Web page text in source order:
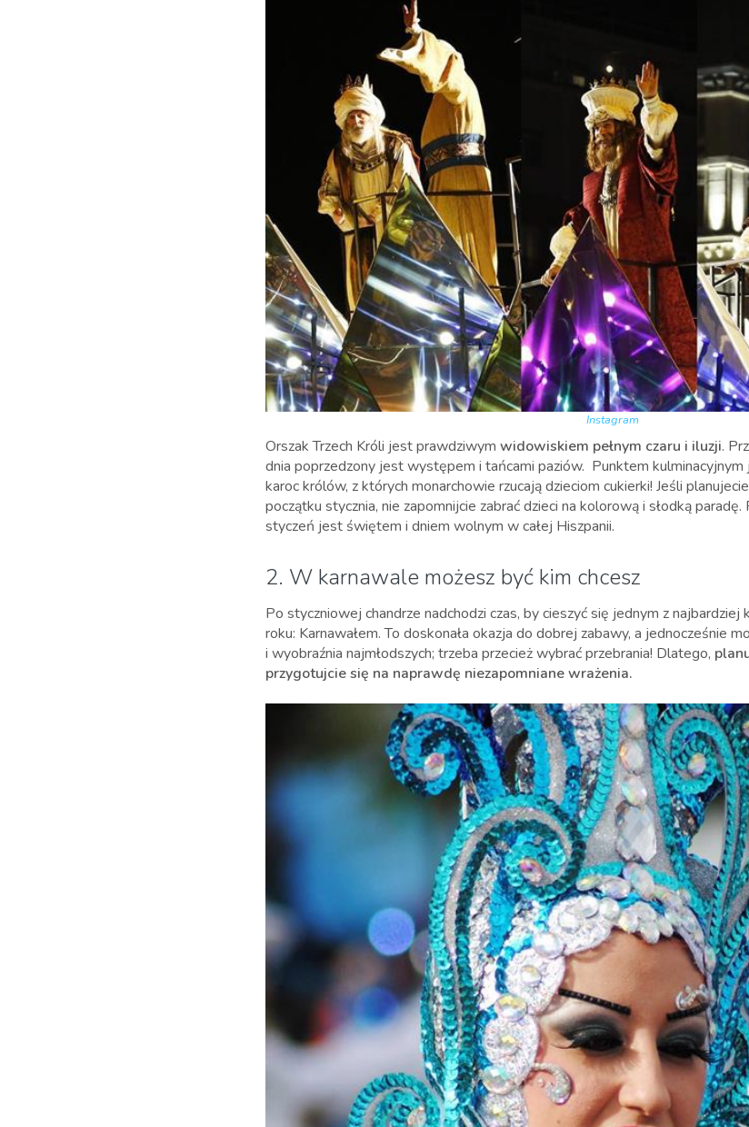
Instagram
Orszak Trzech Króli jest prawdziwym widowiskiem pełnym czaru i iluzji.
dnia poprzedzony jest występem i tańcami paziów. Punktem
karoc królów, z których monarchowie rzucają dzieciom cukierki! Jeśli
początku stycznia, nie zapomnijcie zabrać dzieci na kolorową i słodką
styczeń jest świętem i dniem wolnym w całej Hiszpanii.
2. W karnawale możesz być kim chcesz
Po styczniowej chandrze nadchodzi czas, by cieszyć się jednym z
roku: Karnawałem. To doskonała okazja do dobrej zabawy, a jednocześnie
i wyobraźnia najmłodszych; trzeba przecież wybrać przebrania! Dlatego,
przygotujcie się na naprawdę niezapomniane wrażenia.